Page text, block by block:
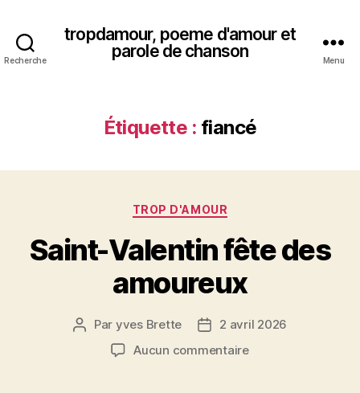
Recherche
tropdamour, poeme d'amour et
parole de chanson
Menu
Étiquette : fiancé
Catégories
TROP D'AMOUR
Saint-Valentin fête des
amoureux
Auteur
l’article
Par yves Brette
Date2 avril 2026
Aucun commentairesur